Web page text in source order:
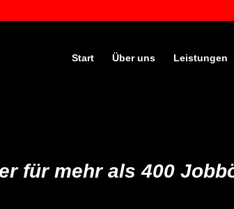
Start Über uns Leistungen
für mehr als 400